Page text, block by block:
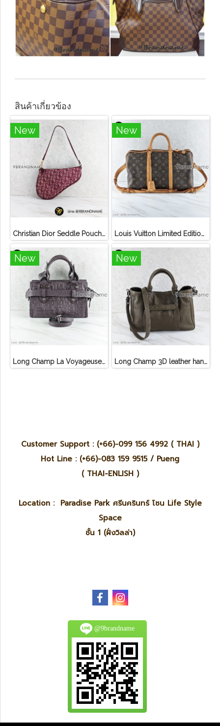
สินค้าเกี่ยวข้อง
New
Christian Dior Seddle Pouch Accessory Hand Bag
New
Louis Vuitton Limited Edition Monogram Canvas Sofia Coppola SC Bag
New
Long Champ La Voyageuse Bag Leather
New
Long Champ 3D leather handbag
Customer Support : (+66)-099 156 4992 ( THAI )
Hot Line : (+66)-083 159 9515 / Pueng
( THAI-ENLISH )
Location : Paradise Park ศรีนครินทร์ โซน Life Style
Space
ชั้น 1 (ฝั่งวิลล่า)
@9brandname